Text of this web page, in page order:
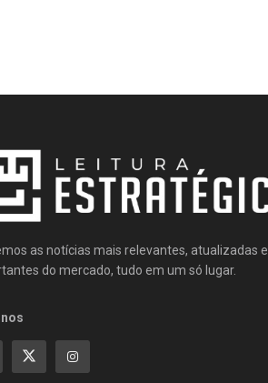
as notícias mais relevantes, atualizadas e
do mercado, tudo em um só lugar.